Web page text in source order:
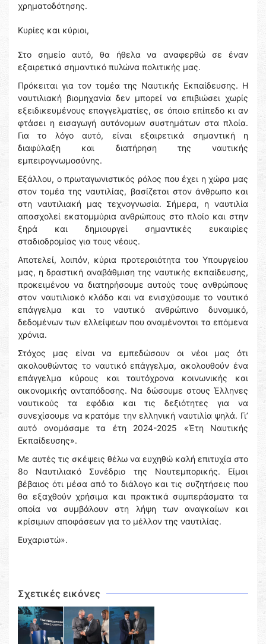
χρηματοδότησης.
Κυρίες και κύριοι,
Στο σημείο αυτό, θα ήθελα να αναφερθώ σε έναν
εξαιρετικά σημαντικό πυλώνα πολιτικής μας.
Πρόκειται για τον τομέα της Ναυτικής Εκπαίδευσης. Η
ναυτιλιακή βιομηχανία δεν μπορεί να επιβιώσει χωρίς
εξειδικευμένους επαγγελματίες, σε όποιο επίπεδο κι αν
φτάσει η εισαγωγή αυτόνομων συστημάτων στα πλοία.
Για το λόγο αυτό, είναι εξαιρετικά σημαντική η
διαφύλαξη και διατήρηση της ναυτικής
εμπειρογνωμοσύνης.
Εξάλλου, ο πρωταγωνιστικός ρόλος που έχει η χώρα μας
στον τομέα της ναυτιλίας, βασίζεται στον άνθρωπο και
στη ναυτιλιακή μας τεχνογνωσία. Σήμερα, η ναυτιλία
απασχολεί εκατομμύρια ανθρώπους στο πλοίο και στην
ξηρά και δημιουργεί σημαντικές ευκαιρίες
σταδιοδρομίας για τους νέους.
Αποτελεί, λοιπόν, κύρια προτεραιότητα του Υπουργείου
μας, η δραστική αναβάθμιση της ναυτικής εκπαίδευσης,
προκειμένου να διατηρήσουμε αυτούς τους ανθρώπους
στον ναυτιλιακό κλάδο και να ενισχύσουμε το ναυτικό
επάγγελμα και το ναυτικό ανθρώπινο δυναμικό,
δεδομένων των ελλείψεων που αναμένονται τα επόμενα
χρόνια.
Στόχος μας είναι να εμπεδώσουν οι νέοι μας ότι
ακολουθώντας το ναυτικό επάγγελμα, ακολουθούν ένα
επάγγελμα κύρους και ταυτόχρονα κοινωνικής και
οικονομικής ανταπόδοσης. Να δώσουμε στους Έλληνες
ναυτικούς τα εφόδια και τις δεξιότητες για να
συνεχίσουμε να κρατάμε την ελληνική ναυτιλία ψηλά. Γι’
αυτό ονομάσαμε τα έτη 2024-2025 «Έτη Ναυτικής
Εκπαίδευσης».
Με αυτές τις σκέψεις θέλω να ευχηθώ καλή επιτυχία στο
8ο Ναυτιλιακό Συνέδριο της Ναυτεμπορικής. Είμαι
βέβαιος ότι μέσα από το διάλογο και τις συζητήσεις που
θα εξαχθούν χρήσιμα και πρακτικά συμπεράσματα τα
οποία να συμβάλουν στη λήψη των αναγκαίων και
κρίσιμων αποφάσεων για το μέλλον της ναυτιλίας.
Ευχαριστώ».
Σχετικές εικόνες